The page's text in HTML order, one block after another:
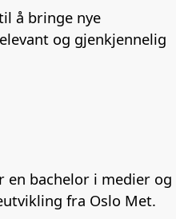
å bringe nye
og gjenkjennelig
en bachelor i medier og
fra Oslo Met.